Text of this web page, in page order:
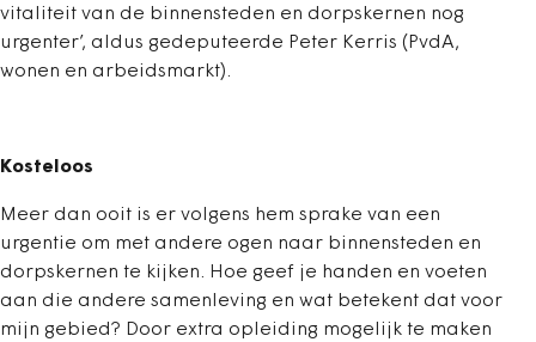
vitaliteit van de binnensteden en dorpskernen nog
urgenter’, aldus gedeputeerde Peter Kerris (PvdA,
wonen en arbeidsmarkt).
Kosteloos
Meer dan ooit is er volgens hem sprake van een
urgentie om met andere ogen naar binnensteden en
dorpskernen te kijken. Hoe geef je handen en voeten
aan die andere samenleving en wat betekent dat voor
mijn gebied? Door extra opleiding mogelijk te maken